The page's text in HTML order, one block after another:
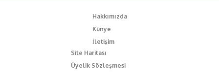
Hakkımızda
Künye
İletişim
Site Haritası
Üyelik Sözleşmesi